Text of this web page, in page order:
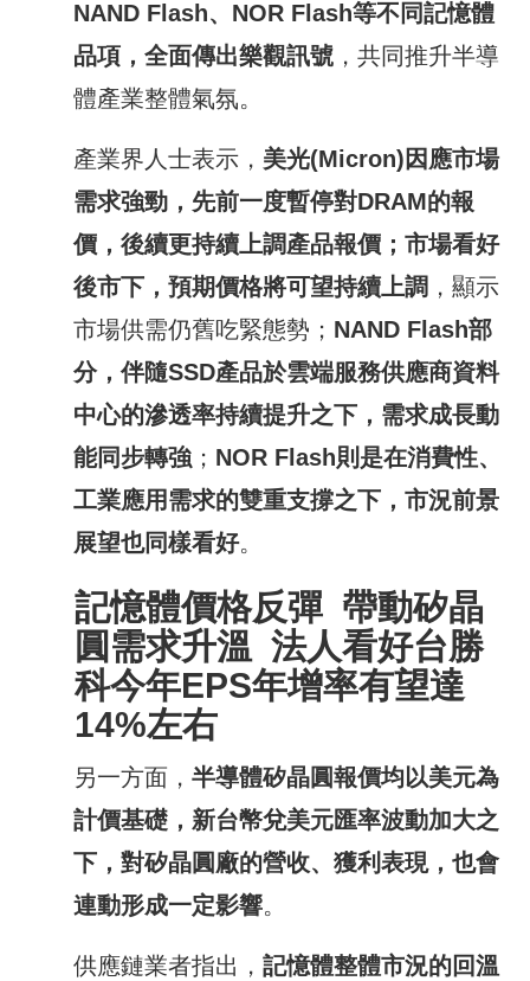
NAND Flash、 NOR Flash等不同記憶體
品項，全面傳出樂觀訊號 ，共同推升半導
體產業整體氣氛。
產業界人士表示， 美光(Micron) 因應市場
需求強勁，先前一度暫停對DRAM的報
價 ，後續更持續上調產品報價 ；市場看好
後市下 ，預期價格將可望持續上調 ，顯示
市場供需仍舊吃緊態勢； NAND Flash部
分，伴隨SSD產品於雲端服務供應商資料
中心的滲透率持續提升之下，需求成長動
能同步轉強 ； NOR Flash則是在消費性、
工業應用需求的雙重支撐之下，市況前景
展望也同樣看好。
記憶體價格反彈 帶動矽晶
圓需求升溫 法人看好台勝
科今年EPS年增率有望達
14%左右
另一方面，半導體矽晶圓報價均以美元為
計價基礎，新台幣兌美元匯率波動加大之
下，對矽晶圓廠的營收、獲利表現，也會
連動形成一定影響。
供應鏈業者指出，記憶體整體市況的回溫